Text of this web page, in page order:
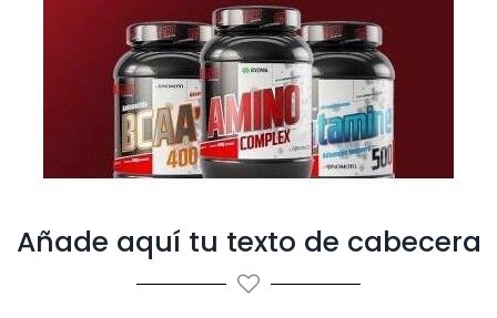
Añade aquí tu texto de cabecera